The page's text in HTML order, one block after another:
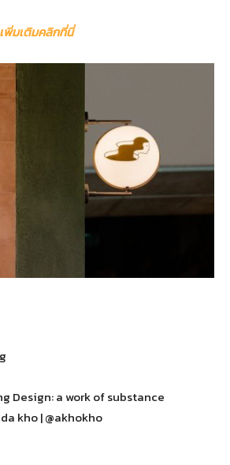
พิ่มเติมคลิกที่นี่
Design: a work of substance
kho | @akhokho